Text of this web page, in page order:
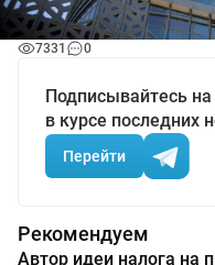
7331 0
Подписывайтесь
в курсе последних
Перейти
Рекомендуем
Автор идеи налога на